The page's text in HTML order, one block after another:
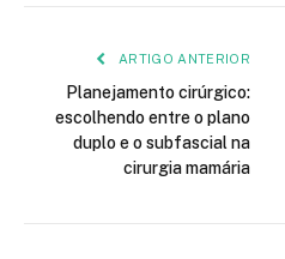
ARTIGO ANTERIOR
Planejamento cirúrgico:
escolhendo entre o plano
duplo e o subfascial na
cirurgia mamária